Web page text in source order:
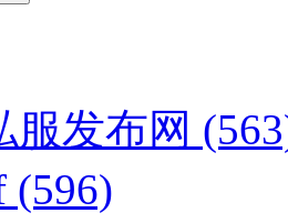
服发布网
(596)